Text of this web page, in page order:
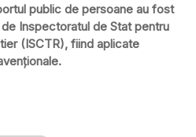
public de persoane au fost
Inspectoratul de Stat pentru
(ISCTR), fiind aplicate